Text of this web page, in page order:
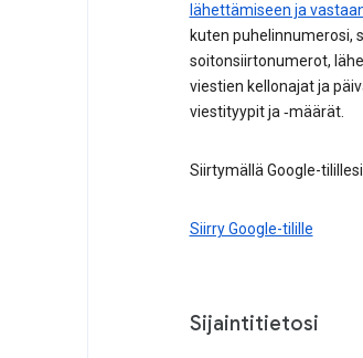
lähettämiseen ja
kuten puhelinnumerosi,
soitonsiirtonumerot,
viestien kellonajat ja
viestityypit ja ‑määrät.
Siirtymällä Google-
Siirry Google-tilille
Sijaintitietosi